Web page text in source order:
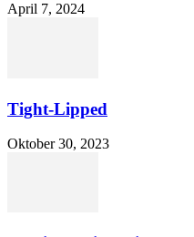
April 7, 2024
Tight-Lipped
Oktober 30, 2023